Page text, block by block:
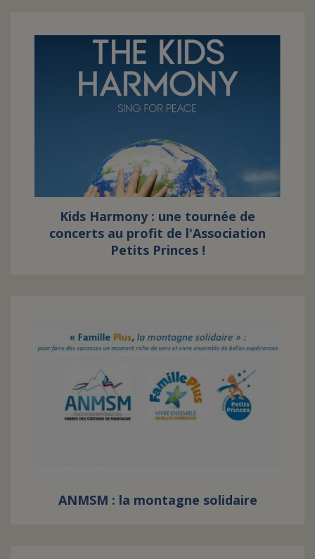
Kids Harmony : une tournée de
concerts au profit de l'Association
Petits Princes !
ANMSM : la montagne solidaire